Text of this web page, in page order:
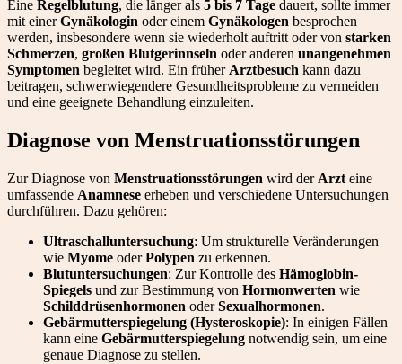
Eine Regelblutung, die länger als 5 bis 7 Tage dauert, sollte immer
mit einerGynäkologin oder einem Gynäkologen besprochen
werden, insbesondere wenn sie wiederholt auftritt oder von starken
Schmerzen, großen Blutgerinnseln oder anderen unangenehmen
Symptomen begleitet wird. Ein früher Arztbesuch kann dazu
beitragen, schwerwiegendere Gesundheitsprobleme zu vermeiden
und eine geeignete Behandlung einzuleiten.
Diagnose von Menstruationsstörungen
Zur Diagnose von Menstruationsstörungen wird der Arzt eine
umfassende Anamnese erheben und verschiedene Untersuchungen
durchführen. Dazu gehören:
Ultraschalluntersuchung: Um strukturelle Veränderungen
wie Myome oderPolypen zu erkennen.
Blutuntersuchungen: Zur Kontrolle des Hämoglobin-
Spiegels und zur Bestimmung von Hormonwerten wie
Schilddrüsenhormonen oderSexualhormonen.
Gebärmutterspiegelung (Hysteroskopie): In einigen Fällen
kann eine Gebärmutterspiegelung notwendig sein, um eine
genaue Diagnose zu stellen.